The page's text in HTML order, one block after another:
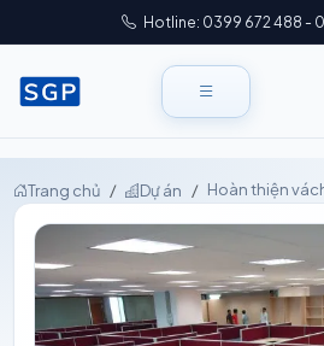
Hotline: 0399 672 488 -
Trang chủ Dự án Hoàn thiện